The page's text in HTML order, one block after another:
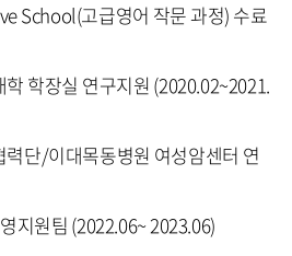
School(고급영어 작문 과정) 수료
학장실 연구지원 (2020.02~2021.
단/이대목동병원 여성암센터 연
지원팀 (2022.06~ 2023.06)